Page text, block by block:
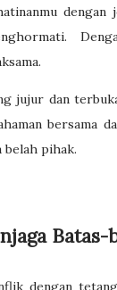
dengan
jujur dan
bersama
belah pihak.
Batas-
dengan